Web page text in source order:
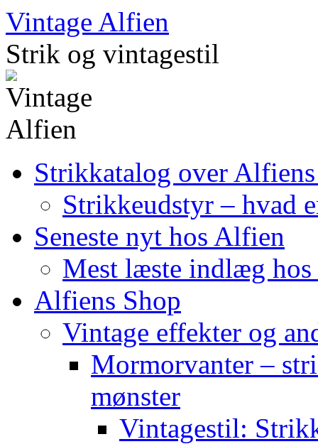
Skip
to
content
Vintage Alfien
Strik og vintagestil
Strikkatalog over
Strikkeudstyr – hvad
Seneste nyt hos Alfien
Mest læste indlæg
Alfiens Shop
Vintage effekter og
Mormorvanter –
mønster
Vintagestil: